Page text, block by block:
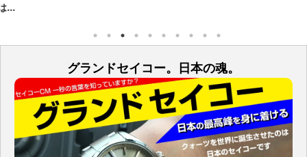
グランドセイコー。日本の魂。